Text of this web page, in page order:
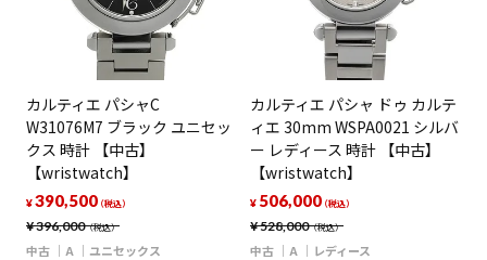
カルティエ パシャC
W31076M7 ブラック ユニセッ
クス 時計 【中古】
【wristwatch】
¥396,000（税込）
¥390,500（税込）
中古 A ユニセックス
カルティエ パシャ ドゥ カルテ
ィエ 30mm WSPA0021 シルバ
ー レディース 時計 【中古】
【wristwatch】
¥528,000（税込）
¥ 506,000（税込）
中古 A レディース